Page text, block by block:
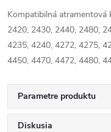
Kompatibilná atramentová
2420, 2430, 2440, 2480,
4235, 4240, 4272, 4275,
4450, 4470, 4472, 4480,
Parametre produktu
Diskusia